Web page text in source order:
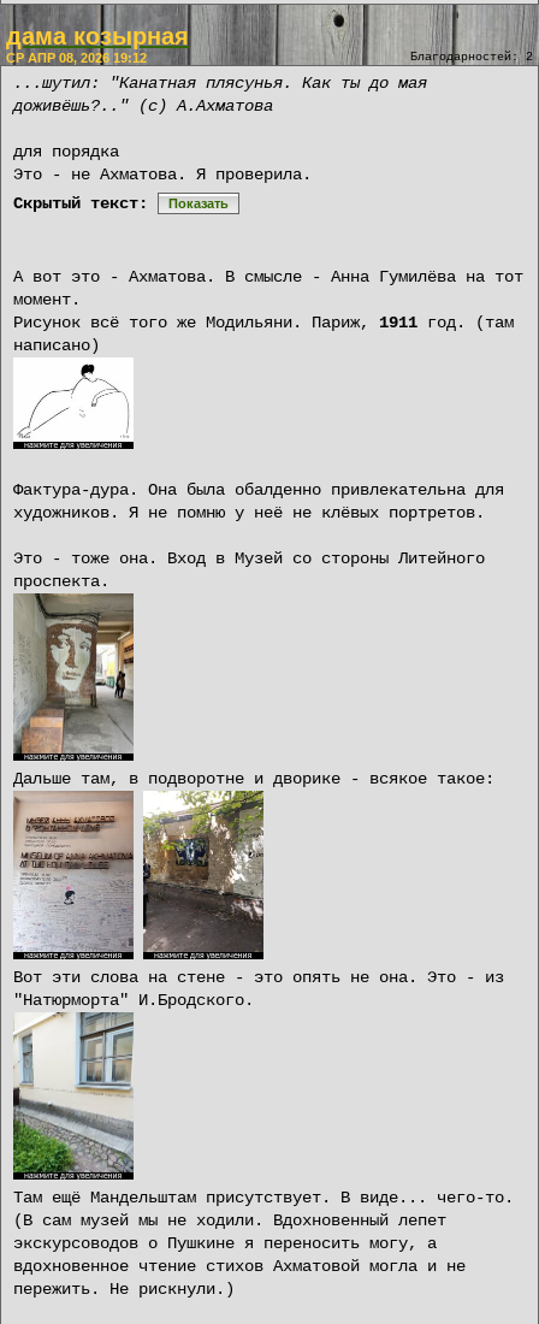
дама козырная
Благодарностей: 2
СР АПР 08, 2026 19:12
...шутил: "Канатная плясунья. Как ты до мая
доживёшь?.." (с) А.Ахматова
для порядка
Это - не Ахматова. Я проверила.
Скрытый текст:
Показать
А вот это - Ахматова. В смысле - Анна Гумилёва на тот
момент.
Рисунок всё того же Модильяни. Париж, 1911 год. (там
написано)
Фактура-дура. Она была обалденно привлекательна для
художников. Я не помню у неё не клёвых портретов.
Это - тоже она. Вход в Музей со стороны Литейного
проспекта.
Дальше там, в подворотне и дворике - всякое такое:
Вот эти слова на стене - это опять не она. Это - из
"Натюрморта" И.Бродского.
Там ещё Мандельштам присутствует. В виде... чего-то.
(В сам музей мы не ходили. Вдохновенный лепет
экскурсоводов о Пушкине я переносить могу, а
вдохновенное чтение стихов Ахматовой могла и не
пережить. Не рискнули.)